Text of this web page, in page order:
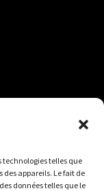
technologies telles que
appareils. Le fait de
données telles que le